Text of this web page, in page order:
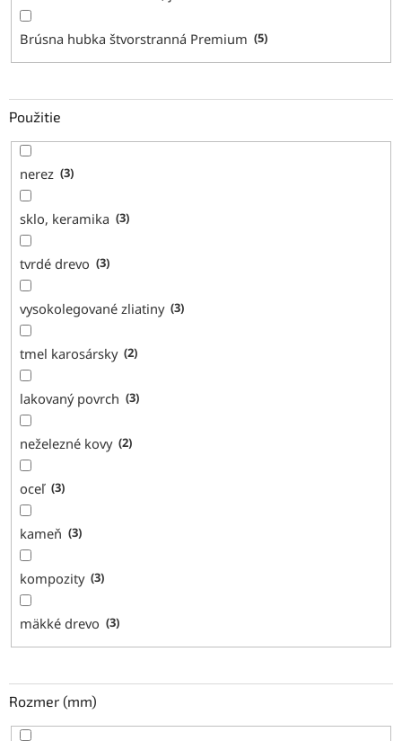
Brúsna hubka štvorstranná Premium 5
Použitie
nerez 3
sklo, keramika 3
tvrdé drevo 3
vysokolegované zliatiny 3
tmel karosársky 2
lakovaný povrch 3
neželezné kovy 2
oceľ 3
kameň 3
kompozity 3
mäkké drevo 3
Rozmer (mm)